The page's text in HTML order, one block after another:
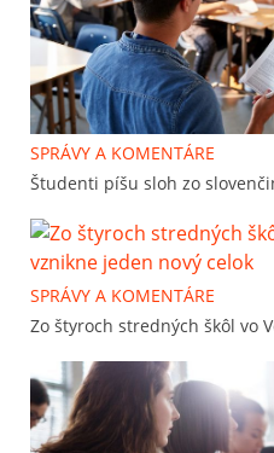
SPRÁVY A KOMENTÁRE
Študenti píšu sloh zo
SPRÁVY A KOMENTÁRE
Zo štyroch stredných škôl vo